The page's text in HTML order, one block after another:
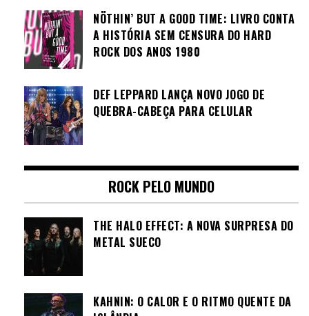
NÖTHIN’ BUT A GOOD TIME: LIVRO CONTA
A HISTÓRIA SEM CENSURA DO HARD
ROCK DOS ANOS 1980
DEF LEPPARD LANÇA NOVO JOGO DE
QUEBRA-CABEÇA PARA CELULAR
ROCK PELO MUNDO
THE HALO EFFECT: A NOVA SURPRESA DO
METAL SUECO
KAHNIN: O CALOR E O RITMO QUENTE DA